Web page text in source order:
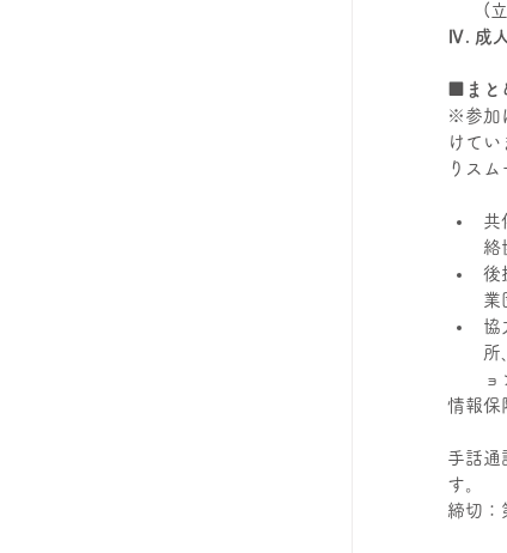
(
Ⅳ. 成
■まと
※参加
けて
りス
共
絡
後
業
協
所
情報保
手話通
す。
締切：